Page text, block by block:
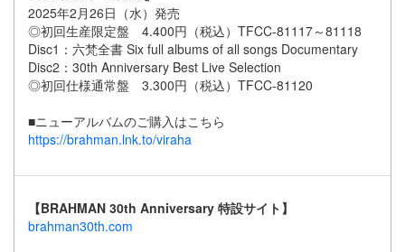
2025年2月26日（水）発売
◎初回生産限定盤 4.400円（税込）TFCC-81117～81118
Disc1：六梵全書 Six full albums of all songs Documentary
Disc2：30th Anniversary Best Live Selection
◎初回仕様通常盤 3.300円（税込）TFCC-81120
■ニューアルバムのご購入はこちら
https://brahman.lnk.to/viraha
【BRAHMAN 30th Anniversary 特設サイト】
brahman30th.com